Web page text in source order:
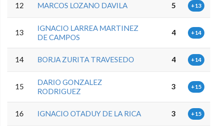
12 MARCOS LOZANO DAVILA 5 +13
13
IGNACIO LARREA MARTINEZ
DE CAMPOS
4 +14
14 BORJA ZURITA TRAVESEDO 4 +14
15
DARIO GONZALEZ
RODRIGUEZ
3 +15
16 IGNACIO OTADUY DE LA RICA 3 +15